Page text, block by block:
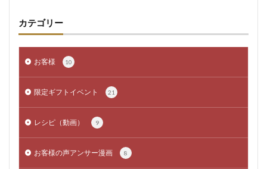
カテゴリー
お客様 10
限定ギフトイベント 21
レシピ（動画） 9
お客様の声アンサー漫画 8